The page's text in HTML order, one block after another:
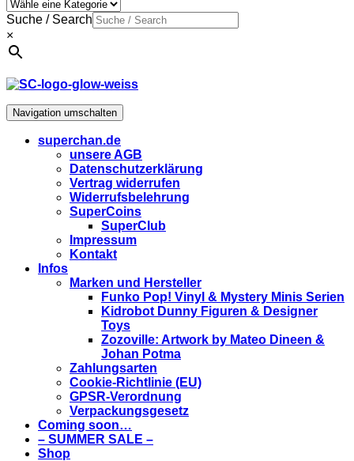
Suche / Search
×
Navigation umschalten
superchan.de
unsere AGB
Datenschutzerklärung
Vertrag widerrufen
Widerrufsbelehrung
SuperCoins
SuperClub
Impressum
Kontakt
Infos
Marken und Hersteller
Funko Pop! Vinyl & Mystery Minis Serien
Kidrobot Dunny Figuren & Designer
Toys
Zozoville: Artwork by Mateo Dineen &
Johan Potma
Zahlungsarten
Cookie-Richtlinie (EU)
GPSR-Verordnung
Verpackungsgesetz
Coming soon…
– SUMMER SALE –
Shop